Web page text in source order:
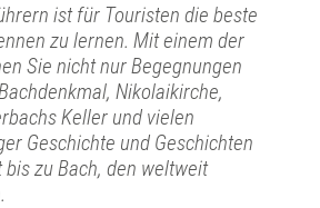
ist für Touristen die beste
zu lernen. Mit einem der
Sie nicht nur Begegnungen
Nikolaikirche,
Keller und vielen
Geschichte und Geschichten
zu Bach, den weltweit